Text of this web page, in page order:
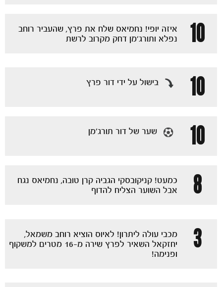
10
איזה יופי! נחמיאס שלח את פרץ, שהעביר רוחב
נפלא ותורג'מן דחק מקרוב לרשת
10 בישול על ידי דור פרץ
10 שער של דור תורג׳מן
8
כמעט! קניקובסקי הגביה קרן טובה, נחמיאס נגח
אבל השוער הצליח להדוף
3
מכבי עולה ליתרון! לאיוס הוציא רוחב משמאל,
יחזקאל השאיר לפרץ שירה מ-16 מטרים למשקוף
ופנימה!